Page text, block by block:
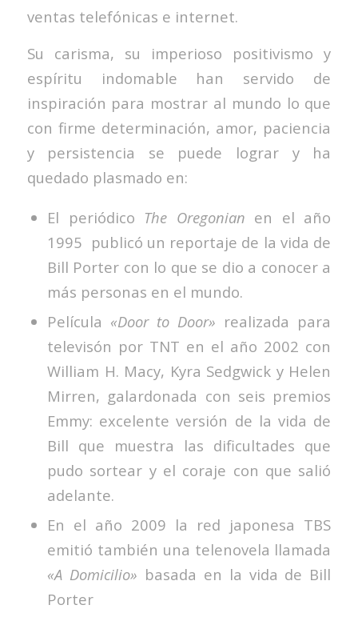
ventas telefónicas e internet.
Su carisma, su imperioso positivismo y
espíritu indomable han servido de
inspiración para mostrar al mundo lo que
con firme determinación, amor, paciencia
y persistencia se puede lograr y ha
quedado plasmado en:
El periódico The Oregonian en el año
1995 publicó un reportaje de la vida de
Bill Porter con lo que se dio a conocer a
más personas en el mundo.
Película «Door to Door» realizada para
televisón por TNT en el año 2002 con
William H. Macy, Kyra Sedgwick y Helen
Mirren, galardonada con seis premios
Emmy: excelente versión de la vida de
Bill que muestra las dificultades que
pudo sortear y el coraje con que salió
adelante.
En el año 2009 la red japonesa TBS
emitió también una telenovela llamada
«A Domicilio» basada en la vida de Bill
Porter